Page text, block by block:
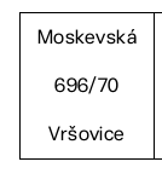
Moskevská
696/70
Vršovice